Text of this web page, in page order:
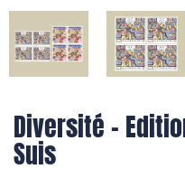
Diversité –
Suis